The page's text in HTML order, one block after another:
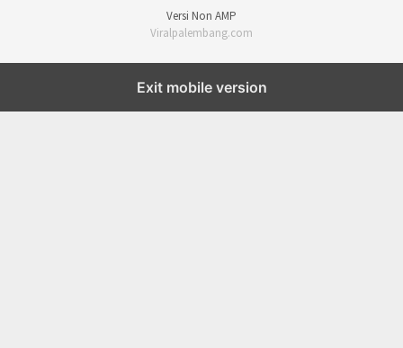
Versi Non AMP
Viralpalembang.com
Exit mobile version